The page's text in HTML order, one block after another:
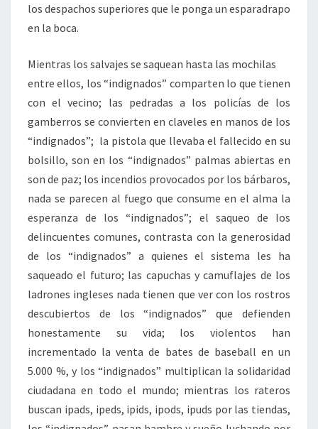
los despachos superiores que le ponga un esparadrapo
en la boca.
Mientras los salvajes se saquean hasta las mochilas
entre ellos, los “indignados” comparten lo que tienen
con el vecino; las pedradas a los policías de los
gamberros se convierten en claveles en manos de los
“indignados”; la pistola que llevaba el fallecido en su
bolsillo, son en los “indignados” palmas abiertas en
son de paz; los incendios provocados por los bárbaros,
nada se parecen al fuego que consume en el alma la
esperanza de los “indignados”; el saqueo de los
delincuentes comunes, contrasta con la generosidad
de los “indignados” a quienes el sistema les ha
saqueado el futuro; las capuchas y camuflajes de los
ladrones ingleses nada tienen que ver con los rostros
descubiertos de los “indignados” que defienden
honestamente su vida; los violentos han
incrementado la venta de bates de baseball en un
5.000 %, y los “indignados” multiplican la solidaridad
ciudadana en todo el mundo; mientras los rateros
buscan ipads, ipeds, ipids, ipods, ipuds por las tiendas,